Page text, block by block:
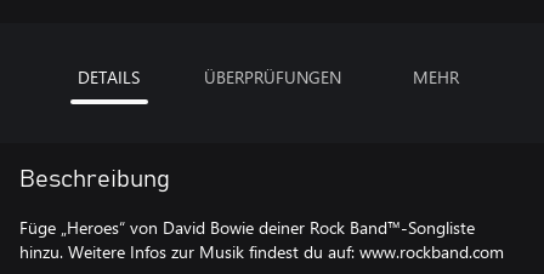
DETAILS ÜBERPRÜFUNGEN MEHR
Beschreibung
Füge „Heroes“ von David Bowie deiner Rock Band™-Songliste
hinzu. Weitere Infos zur Musik findest du auf: www.rockband.com